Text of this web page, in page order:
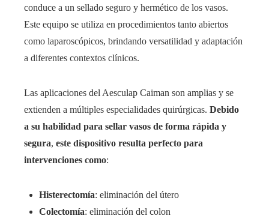
conduce a un sellado seguro y hermético de los vasos.
Este equipo se utiliza en procedimientos tanto abiertos
como laparoscópicos, brindando versatilidad y adaptación
a diferentes contextos clínicos.
Las aplicaciones del Aesculap Caiman son amplias y se
extienden a múltiples especialidades quirúrgicas. Debido
a su habilidad para sellar vasos de forma rápida y
segura, este dispositivo resulta perfecto para
intervenciones como:
Histerectomía: eliminación del útero
Colectomía: eliminación del colon